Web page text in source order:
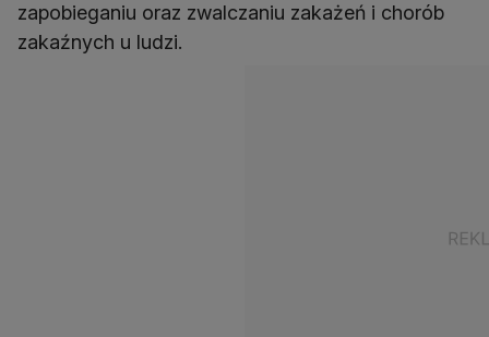
zapobieganiu oraz zwalczaniu zakażeń i chorób
zakaźnych u ludzi.